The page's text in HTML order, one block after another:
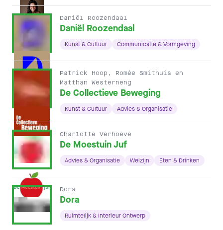
Daniël Roozendaal
Daniël Roozendaal
Kunst & Cultuur Communicatie & Vormgeving
Patrick Hoop, Romée Smithuis en
Matthan Westerneng
De Collectieve Beweging
Kunst & Cultuur Advies & Organisatie
Charlotte Verhoeve
De Moestuin Juf
Advies & Organisatie Welzijn Eten & Drinken
Dora
Dora
Ruimtelijk & Interieur Ontwerp